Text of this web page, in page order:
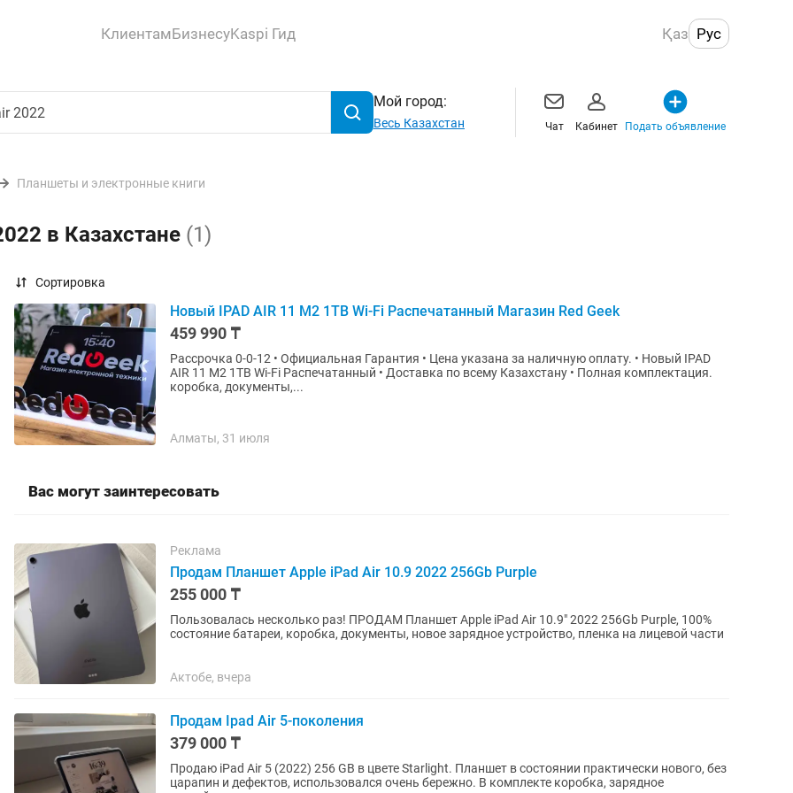
КлиентамБизнесуKaspi Гид Қаз Рус
Мой город:
Весь Казахстан Чат Кабинет Подать объявление
Планшеты и электронные книги
в Казахстане (1)
Сортировка
Новый IPAD AIR 11 M2 1TB Wi-Fi Распечатанный Магазин Red Geek
459 990 ₸
Рассрочка 0-0-12 • Официальная Гарантия • Цена указана за наличную оплату. • Новый IPAD
AIR 11 M2 1TB Wi-Fi Распечатанный • Доставка по всему Казахстану • Полная комплектация.
коробка, документы,...
Алматы, 31 июля
Вас могут заинтересовать
Реклама
Продам Планшет Apple iPad Air 10.9 2022 256Gb Purple
255 000 ₸
Пользовалась несколько раз! ПРОДАМ Планшет Apple iPad Air 10.9" 2022 256Gb Purple, 100%
состояние батареи, коробка, документы, новое зарядное устройство, пленка на лицевой части
Актобе, вчера
Продам Ipad Air 5-поколения
379 000 ₸
Продаю iPad Air 5 (2022) 256 GB в цвете Starlight. Планшет в состоянии практически нового, без
царапин и дефектов, использовался очень бережно. В комплекте коробка, зарядное